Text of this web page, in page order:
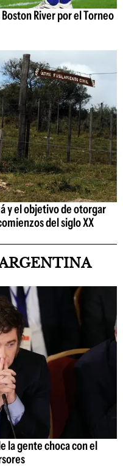
River por el Torneo
y el objetivo de otorgar
del siglo XX
la gente choca con el